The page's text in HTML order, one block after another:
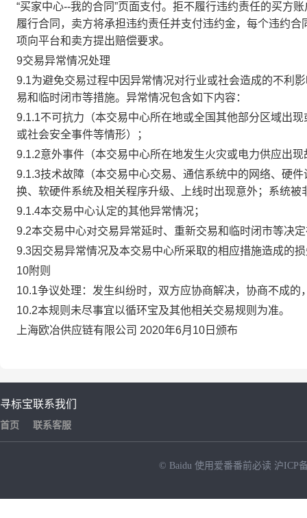
“买家中心--我的合同”页面支付。拒不履行违约责任的买方
履行合同，卖方将承担违约责任并支付违约金，每个违约
项向平台和卖方提出赔偿要求。
9交易异常情况处理
9.1为避免交易过程中因异常情况对行业或社会造成的不利
易和临时闭市等措施。异常情况包含如下内容：
9.1.1不可抗力（本交易中心所在地或全国其他部分区域出
或社会安全事件等情形）；
9.1.2意外事件（本交易中心所在地发生火灾或电力供应出
9.1.3技术故障（本交易中心交易、通信系统中的网络、硬
换、软硬件系统及相关程序升级、上线时出现意外；系统
9.1.4本交易中心认定的其他异常情况；
9.2本交易中心对交易异常延时、重新交易和临时闭市等决
9.3因交易异常情况及本交易中心所采取的相应措施造成的
10附则
10.1争议处理：发生纠纷时，双方应协商解决，协商不成
10.2本规则未尽事宜以循环宝及其他相关交易规则为准。
上海欧冶供应链有限公司 2020年6月10日颁布
寻标宝
首页
联系我们
联系客服
© Baidu 使用爱番番前必读 沪ICP